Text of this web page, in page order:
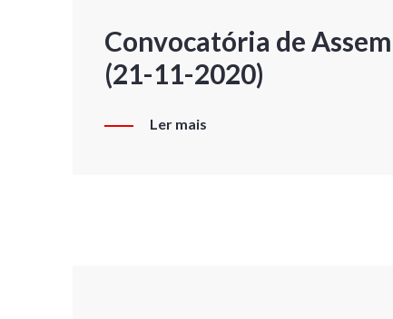
Convocatória de
(21-11-2020)
Ler mais